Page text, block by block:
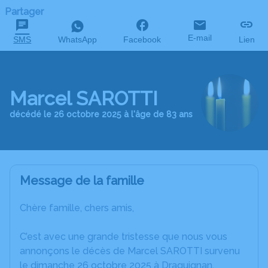
Partager
SMS WhatsApp Facebook E-mail Lien
Marcel SAROTTI
décédé le 26 octobre 2025 à l'âge de 83 ans
Message de la famille
Chère famille, chers amis,
C’est avec une grande tristesse que nous vous
annonçons le décès de Marcel SAROTTI survenu
le dimanche 26 octobre 2025 à Draguignan.